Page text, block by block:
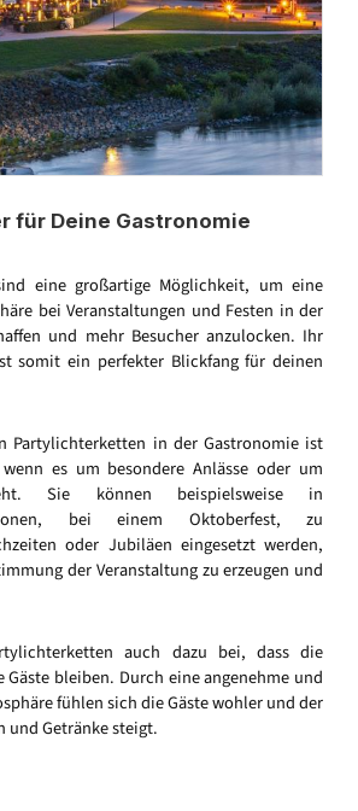
für Deine Gastronomie
eine großartige Möglichkeit, um eine
bei Veranstaltungen und Festen in der
und mehr Besucher anzulocken. Ihr
somit ein perfekter Blickfang für deinen
Partylichterketten in der Gastronomie ist
es um besondere Anlässe oder um
Sie können beispielsweise in
bei einem Oktoberfest, zu
oder Jubiläen eingesetzt werden,
der Veranstaltung zu erzeugen und
auch dazu bei, dass die
Gäste bleiben. Durch eine angenehme und
fühlen sich die Gäste wohler und der
und Getränke steigt.